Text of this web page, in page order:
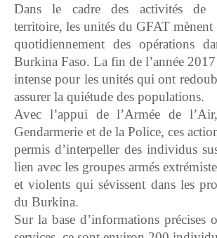
Dans le cadre des activités de
territoire, les unités du GFAT mènent
quotidiennement des opérations
Burkina Faso. La fin de l’année 2017
intense pour les unités qui ont
assurer la quiétude des populations.
Avec l’appui de l’Armée de
Gendarmerie et de la Police, ces
permis d’interpeller des individus
lien avec les groupes armés
et violents qui sévissent dans les
du Burkina.
Sur la base d’informations précises